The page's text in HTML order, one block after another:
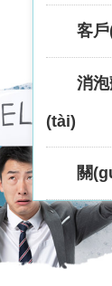
客
消
(tài)
關